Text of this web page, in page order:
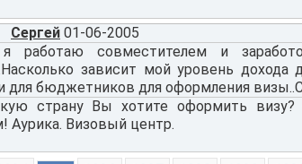
Сергей 01-06-2005
я работаю совместителем и
зависит мой уровень дохода
для бюджетников для оформления
страну Вы хотите оформить визу?
Аурика. Визовый центр.